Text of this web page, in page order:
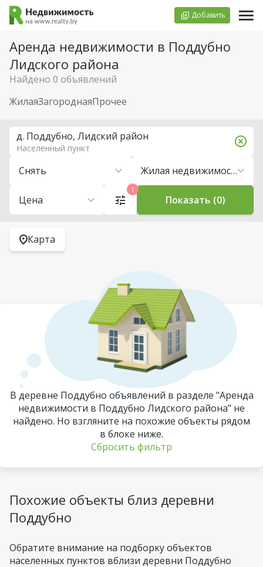
Добавить
Аренда недвижимости в Поддубно
Лидского района
Найдено 0 объявлений
ЖилаяЗагороднаяПрочее
Снять Жилая недвижимость
Цена
д. Поддубно, Лидский район
Населенный пункт
1
Показать (0)
Карта
В деревне Поддубно объявлений в разделе "Аренда
недвижимости в Поддубно Лидского района" не
найдено. Но взгляните на похожие объекты рядом
в блоке ниже.
Сбросить фильтр
Похожие объекты близ деревни
Поддубно
Обратите внимание на подборку объектов
населенных пунктов вблизи деревни Поддубно